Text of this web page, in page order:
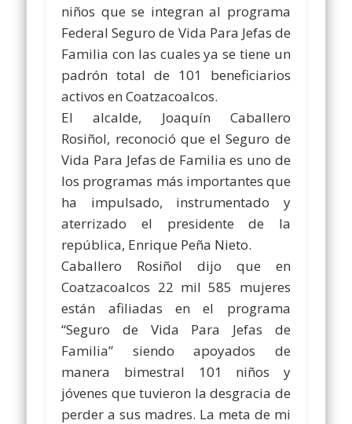
niños que se integran al programa
Federal Seguro de Vida Para Jefas de
Familia con las cuales ya se tiene un
padrón total de 101 beneficiarios
activos en Coatzacoalcos.
El alcalde, Joaquín Caballero
Rosiñol, reconoció que el Seguro de
Vida Para Jefas de Familia es uno de
los programas más importantes que
ha impulsado, instrumentado y
aterrizado el presidente de la
república, Enrique Peña Nieto.
Caballero Rosiñol dijo que en
Coatzacoalcos 22 mil 585 mujeres
están afiliadas en el programa
“Seguro de Vida Para Jefas de
Familia” siendo apoyados de
manera bimestral 101 niños y
jóvenes que tuvieron la desgracia de
perder a sus madres. La meta de mi